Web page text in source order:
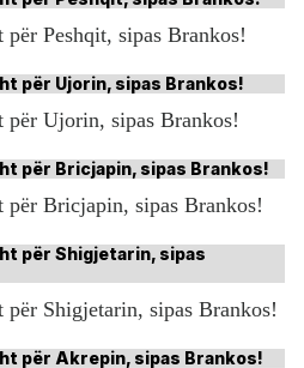
Peshqit, sipas Brankos!
Ujorin, sipas Brankos!
Bricjapin, sipas Brankos!
Shigjetarin, sipas Brankos!